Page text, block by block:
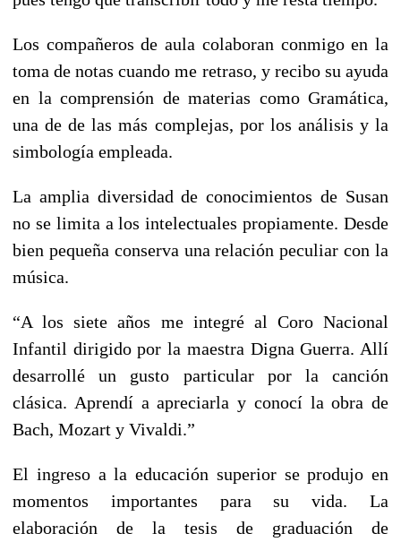
Los compañeros de aula colaboran conmigo en la
toma de notas cuando me retraso, y recibo su ayuda
en la comprensión de materias como Gramática,
una de de las más complejas, por los análisis y la
simbología empleada.
La amplia diversidad de conocimientos de Susan
no se limita a los intelectuales propiamente. Desde
bien pequeña conserva una relación peculiar con la
música.
“A los siete años me integré al Coro Nacional
Infantil dirigido por la maestra Digna Guerra. Allí
desarrollé un gusto particular por la canción
clásica. Aprendí a apreciarla y conocí la obra de
Bach, Mozart y Vivaldi.”
El ingreso a la educación superior se produjo en
momentos importantes para su vida. La
elaboración de la tesis de graduación de